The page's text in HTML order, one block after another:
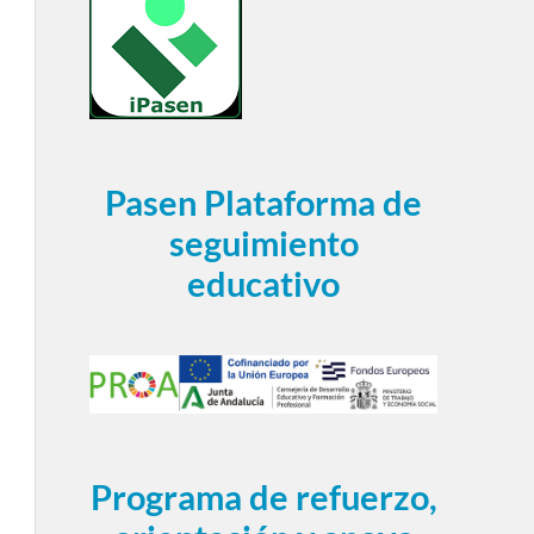
Pasen Plataforma de
seguimiento
educativo
Programa de refuerzo,